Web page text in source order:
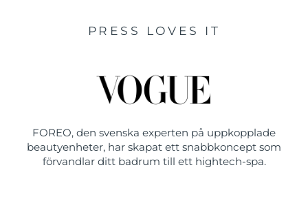
PRESS LOVES IT
FOREO, den svenska experten på uppkopplade
beautyenheter, har skapat ett snabbkoncept som
förvandlar ditt badrum till ett hightech-spa.